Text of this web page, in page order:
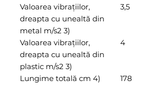
Valoarea vibrațiilor,
dreapta cu unealtă din
metal m/s2 3)
3,5
Valoarea vibrațiilor,
dreapta cu unealtă din
plastic m/s2 3)
4
Lungime totală cm 4)
178